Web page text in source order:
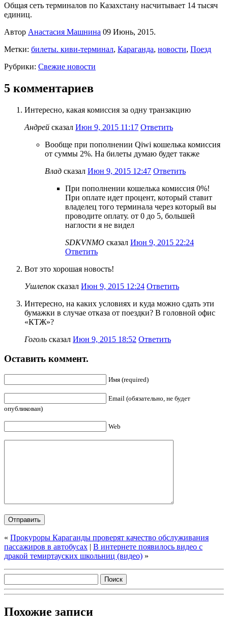
Общая сеть терминалов по Казахстану насчитывает 14 тысяч
единиц.
Автор Анастасия Машнина 09 Июнь, 2015.
Метки: билеты. киви-терминал, Караганда, новости, Поезд
Рубрики: Свежие новости
5 комментариев
Интересно, какая комиссия за одну транзакцию
Андрей сказал Июн 9, 2015 11:17 Ответить
Вообще при пополнении Qiwi кошелька комиссия
от суммы 2%. На билеты думаю будет также
Влад сказал Июн 9, 2015 12:47 Ответить
При пополнении кошелька комиссия 0%!
При оплате идет процент, который ставит
владелец того терминала через который вы
проводите оплату. от 0 до 5, большей
наглости я не видел
SDKVNMO сказал Июн 9, 2015 22:24
Ответить
Вот это хорошая новость!
Ушлепоксказал Июн 9, 2015 12:24 Ответить
Интересно, на каких условиях и куда можно сдать эти
бумажки в случае отказа от поездки? В головной офис
«КТЖ»?
Гоголь сказал Июн 9, 2015 18:52 Ответить
Оставить коммент.
Имя (required)
Email (обязательно, не будет
опубликован)
Web
« Прокуроры Караганды проверят качество обслуживания
пассажиров в автобусах | В интернете появилось видео с
дракой темиртауских школьниц (видео) »
Похожие записи